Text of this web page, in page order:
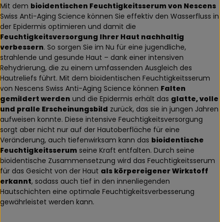
Mit dem bioidentischen Feuchtigkeitsserum von Nescens
Swiss Anti-Aging Science können Sie effektiv den Wasserfluss in
der Epidermis optimieren und damit die
Feuchtigkeitsversorgung Ihrer Haut nachhaltig
verbessern. So sorgen Sie im Nu für eine jugendliche,
strahlende und gesunde Haut – dank einer intensiven
Rehydrierung, die zu einem umfassenden Ausgleich des
Hautreliefs führt. Mit dem bioidentischen Feuchtigkeitsserum
von Nescens Swiss Anti-Aging Science können Falten
gemildert werden und die Epidermis erhält das glatte, volle
und pralle Erscheinungsbild zurück, das sie in jungen Jahren
aufweisen konnte. Diese intensive Feuchtigkeitsversorgung
sorgt aber nicht nur auf der Hautoberfläche für eine
Veränderung, auch tiefenwirksam kann das bioidentische
Feuchtigkeitsserum seine Kraft entfalten. Durch seine
bioidentische Zusammensetzung wird das Feuchtigkeitsserum
für das Gesicht von der Haut als körpereigener Wirkstoff
erkannt, sodass auch tief in den innenliegenden
Hautschichten eine optimale Feuchtigkeitsverbesserung
gewährleistet werden kann.